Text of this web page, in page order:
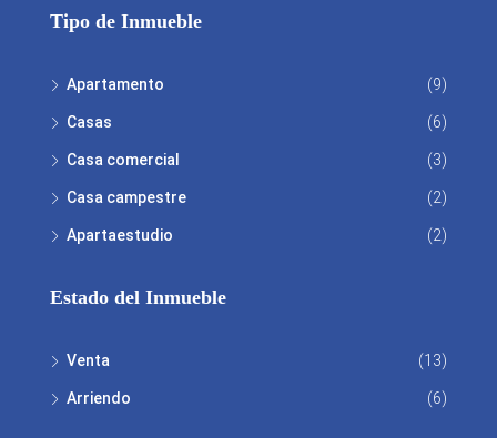
Tipo de Inmueble
Apartamento (9)
Casas (6)
Casa comercial (3)
Casa campestre (2)
Apartaestudio (2)
Estado del Inmueble
Venta (13)
Arriendo (6)